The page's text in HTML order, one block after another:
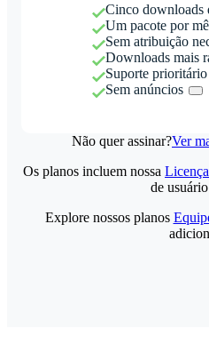
Cinco downloads
Um pacote por
Sem atribuição
Downloads mais
Suporte prioritário
Sem anúncios
Não quer assinar?Ver
Os planos incluem nossa
de
Explore nossos planos